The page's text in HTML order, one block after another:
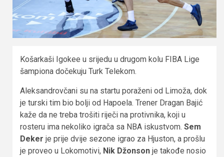
Košarkaši Igokee u srijedu u drugom kolu FIBA Lige
šampiona dočekuju Turk Telekom.
Aleksandrovčani su na startu poraženi od Limoža, dok
je turski tim bio bolji od Hapoela. Trener Dragan Bajić
kaže da ne treba trošiti riječi na protivnika, koji u
rosteru ima nekoliko igrača sa NBA iskustvom. Sem
Deker je prije dvije sezone igrao za Hjuston, a prošlu
je proveo u Lokomotivi, Nik Džonson je takođe nosio